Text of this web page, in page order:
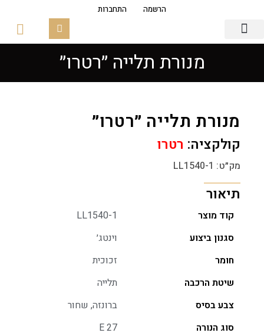
הרשמה התחברות
מנורת תלייה ״רטרו״
מנורת תלייה ״רטרו״
קולקציה: רטרו
מק״ט: LL1540-1
תיאור
קוד מוצר
LL1540-1
סגנון ביצוע
וינטג׳
חומר
זכוכית
שיטת הרכבה
תלייה
צבע בסיס
ברונזה, שחור
סוג הנורה
E 27